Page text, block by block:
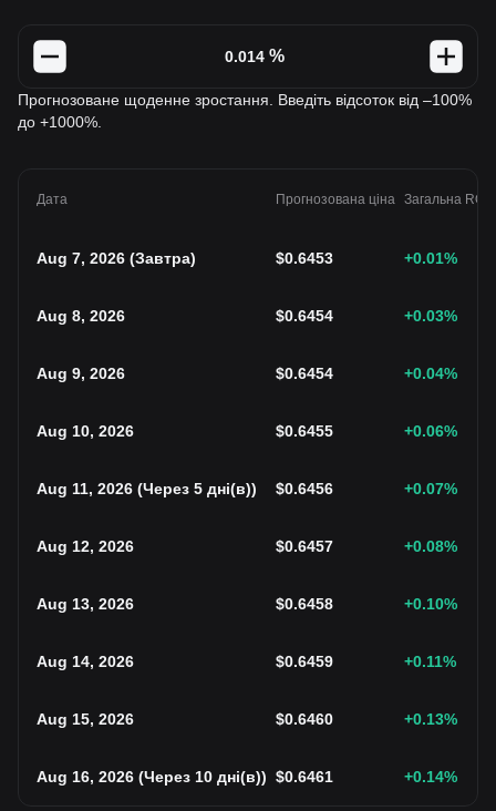
%
Прогнозоване щоденне зростання. Введіть відсоток від –100%
до +1000%.
Дата Прогнозована ціна Загальна ROI
Aug 7, 2026 (Завтра) $0.6453 +0.01%
Aug 8, 2026 $0.6454 +0.03%
Aug 9, 2026 $0.6454 +0.04%
Aug 10, 2026 $0.6455 +0.06%
Aug 11, 2026 (Через 5 дні(в)) $0.6456 +0.07%
Aug 12, 2026 $0.6457 +0.08%
Aug 13, 2026 $0.6458 +0.10%
Aug 14, 2026 $0.6459 +0.11%
Aug 15, 2026 $0.6460 +0.13%
Aug 16, 2026 (Через 10 дні(в)) $0.6461 +0.14%